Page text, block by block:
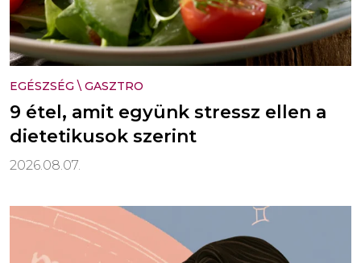
EGÉSZSÉG \ GASZTRO
9 étel, amit együnk stressz ellen a
dietetikusok szerint
2026.08.07.